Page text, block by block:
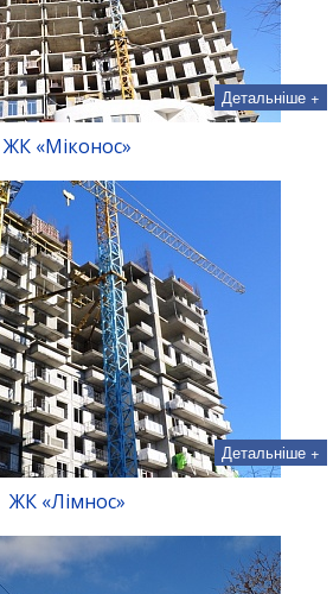
Детальніше +
ЖК «Міконос»
Детальніше +
ЖК «Лімнос»